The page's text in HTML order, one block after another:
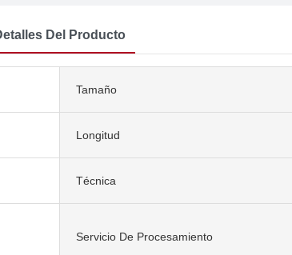
Del Producto
Tamaño
Longitud
Técnica
Servicio De Procesamiento